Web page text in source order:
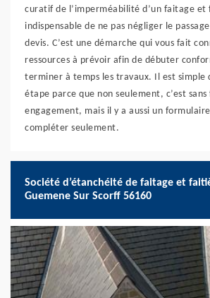
curatif de l’imperméabilité d’un faitage
indispensable de ne pas négliger le
devis. C’est une démarche qui vous fait
ressources à prévoir afin de débuter
terminer à temps les travaux. Il est simple
étape parce que non seulement, c’est sans
engagement, mais il y a aussi un
compléter seulement.
Société d’étanchéité de faitage et
Guemene Sur Scorff 56160